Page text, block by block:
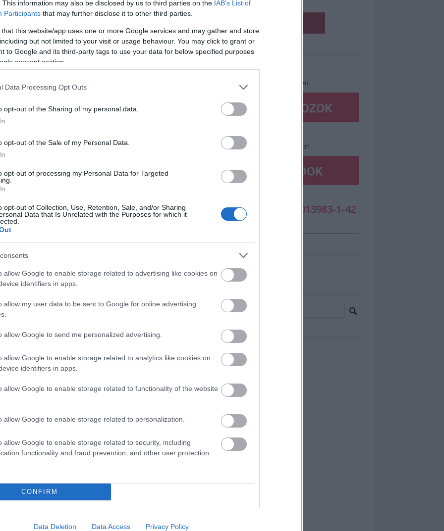
This information may also be disclosed by us to third parties on the IAB’s List of
Participants that may further disclose it to other third parties.
that this website/app uses one or more Google services and may gather and store
but not limited to your visit or usage behaviour. You may click to grant or
to Google and its third-party tags to use your data for below specified purposes
consent section.
Data Processing Opt Outs
opt-out of the Sharing of my personal data.
opt-out of the Sale of my Personal Data.
opt-out of processing my Personal Data for Targeted
opt-out of Collection, Use, Retention, Sale, and/or Sharing
Data that Is Unrelated with the Purposes for which it
allow Google to enable storage related to advertising like cookies on
identifiers in apps.
allow my user data to be sent to Google for online advertising
allow Google to send me personalized advertising.
allow Google to enable storage related to analytics like cookies on
identifiers in apps.
allow Google to enable storage related to functionality of the website
allow Google to enable storage related to personalization.
allow Google to enable storage related to security, including
functionality and fraud prevention, and other user protection.
CONFIRM
Data Deletion Data Access Privacy Policy
a hét végén hozta nyilvánosságra igen kritikus
a Velencei Bizottság (VB). Ez kitér a törvényjavaslat
a kormánynak a társadalmi szervezetek elleni
amely a jogalkotási folyamatot keretezi. A szöveg
e fontos körülményekkel együtt értelmezhető. Márpedig
szolgálná, hanem a kormány hatalmi céljait.
vannak a jelenlegi törvényjavaslat ellen, amelyet
Nem csodálkozunk azon, hogy ezek számos ponton
és nem egyeztettek a civil szervezetekkel. (A tervezet
ezt kerülte meg formálisan.)
és finanszírozásának átláthatósága legitim cél,
hozza és igazságtanul megbélyegzi ezeket a
és a támogatás hajlandóságát visszafogja, ami
az átláthatóságra hivatkoznak, hogy bizonyos
kivételt élvezhessenek.
küszöb sincs kellőképpen indokolva.
meghatározása, miszerint például annak minősül
külföldről származó mindazon pénzbeli vagy egyéb
támogatás például miért minősül külföldinek?
évre szabná a külföldről támogatott szervezetek külön
külföldről pénzt. A VB 1 évet javasol.
alá eső szervezet összegtől függetlenül valamennyi
Csak a nagy adományok lényegesek. A kisebbek nem
a közvéleménynek a befolyásolására, arra elvi
A magánszféra védelmével egyébként is ellentétes
adatait az állam tartaná nyilván. Az arra vonatkozó
lenne, ha a civil szervezeteknek minden
amennyiben „külföldről támogatottak”. Ki kell
adminisztrációs értelemben mulasztó civil szervezeteknek
szankció. Ki kell venni a javaslatból.
Támogass minket!
Ha szeretnél minket támogatni:
Adó 1%-oddal is támogathatsz!
ADÓSZÁMUNK: 19013983-1-42
Facebook
Archívum
2020 augusztus
2020 július
37
2020 április
(38
2020 március
2020 január(
2019 december
2019 november
2019 október
Tovább